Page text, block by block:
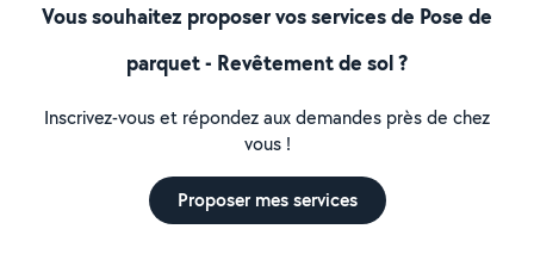
Vous souhaitez proposer vos services de Pose de
parquet - Revêtement de sol ?
Inscrivez-vous et répondez aux demandes près de chez
vous !
Proposer mes services